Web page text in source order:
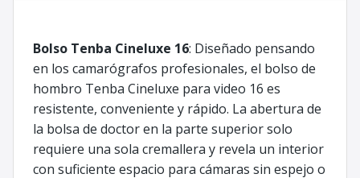
Bolso Tenba Cineluxe 16: Diseñado pensando
en los camarógrafos profesionales, el bolso de
hombro Tenba Cineluxe para video 16 es
resistente, conveniente y rápido. La abertura de
la bolsa de doctor en la parte superior solo
requiere una sola cremallera y revela un interior
con suficiente espacio para cámaras sin espejo o